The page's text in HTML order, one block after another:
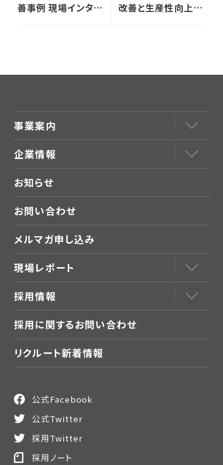
善事例 現場インタビ
改善と生産性向上
事業案内
企業情報
お知らせ
お問い合わせ
メルマガ申し込み
現場レポート
採用情報
採用に関するお問い合わせ
リクルート新着情報
公式Facebook
公式Twitter
採用Twitter
採用ノート